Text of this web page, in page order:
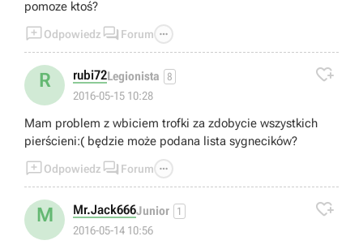
pomoze ktoś?
Odpowiedz  Forum 
R rubi72Legionista 8
2016-05-15 10:28

Mam problem z wbiciem trofki za zdobycie wszystkich
pierścieni:( będzie może podana lista sygnecików?
Odpowiedz  Forum 
M Mr.Jack666Junior 1
2016-05-14 10:56
